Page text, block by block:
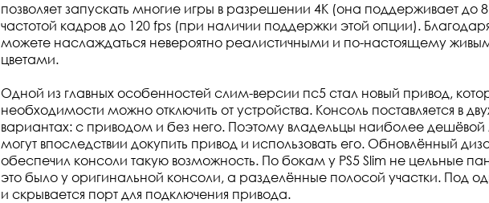
позволяет запускать многие игры в разрешении 4K (она поддерживает до
частотой кадров до 120 fps (при наличии поддержки этой опции).
можете наслаждаться невероятно реалистичными и по-настоящему
цветами.
Одной из главных особенностей слим-версии пс5 стал новый привод,
необходимости можно отключить от устройства. Консоль поставляется в
вариантах: с приводом и без него. Поэтому владельцы наиболее
могут впоследствии докупить привод и использовать его. Обновлённый
обеспечил консоли такую возможность. По бокам у PS5 Slim не цельные
это было у оригинальной консоли, а разделённые полосой участки. Под
и скрывается порт для подключения привода.